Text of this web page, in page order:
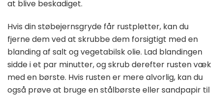
at blive beskadiget.
Hvis din støbejernsgryde får rustpletter, kan du
fjerne dem ved at skrubbe dem forsigtigt med en
blanding af salt og vegetabilsk olie. Lad blandingen
sidde i et par minutter, og skrub derefter rusten væk
med en børste. Hvis rusten er mere alvorlig, kan du
også prøve at bruge en stålbørste eller sandpapir til